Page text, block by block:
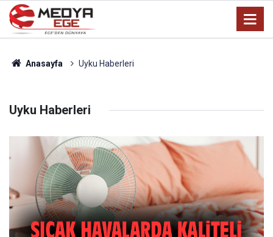
Anasayfa Uyku Haberleri
Uyku Haberleri